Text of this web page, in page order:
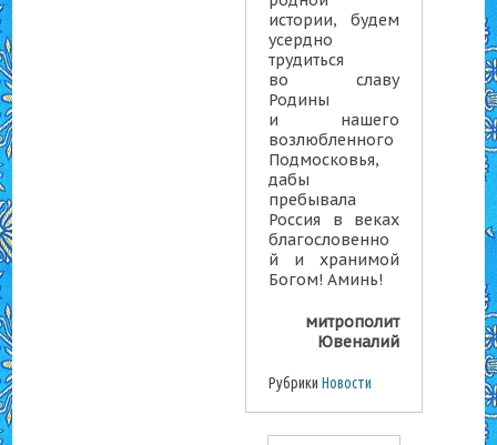
истории, будем
усердно
трудиться
во славу
Родины
и нашего
возлюбленного
Подмосковья,
дабы
пребывала
Россия в веках
благословенно
й и хранимой
Богом! Аминь!
митрополит
Ювеналий
Рубрики Новости